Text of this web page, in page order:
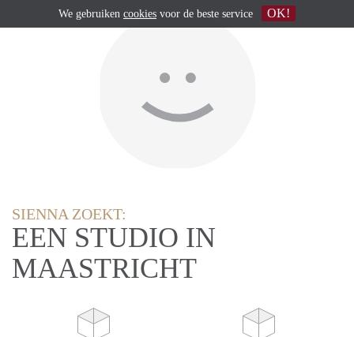
SIENNA ZOEKT:
EEN STUDIO IN
MAASTRICHT
We gebruiken cookies voor de beste service OK!